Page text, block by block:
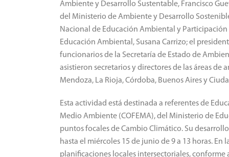
Ambiente y Desarrollo Sustentable, Francisco
del Ministerio de Ambiente y Desarrollo
Nacional de Educación Ambiental y
Educación Ambiental, Susana Carrizo; el
funcionarios de la Secretaría de Estado de
asistieron secretarios y directores de las áreas de
Mendoza, La Rioja, Córdoba, Buenos Aires y
Esta actividad está destinada a referentes de
Medio Ambiente (COFEMA), del Ministerio de
puntos focales de Cambio Climático. Su
hasta el miércoles 15 de junio de 9 a 13 horas.
planificaciones locales intersectoriales, conforme